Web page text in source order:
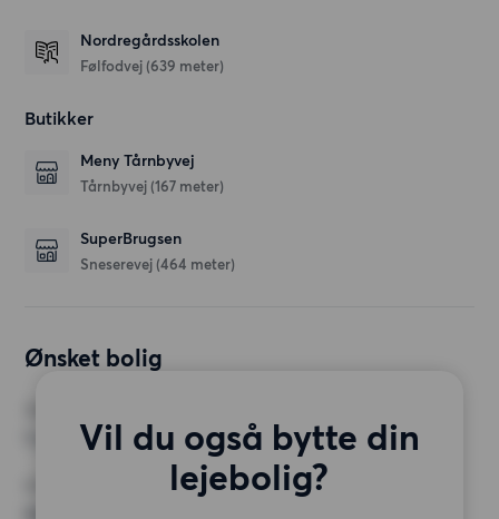
Nordregårdsskolen
Følfodvej (639 meter)
Butikker
Meny Tårnbyvej
Tårnbyvej (167 meter)
SuperBrugsen
Sneserevej (464 meter)
Ønsket bolig
Vil du også bytte din
lejebolig?
1 værelse
MIN. ANTAL KVADRATMETER